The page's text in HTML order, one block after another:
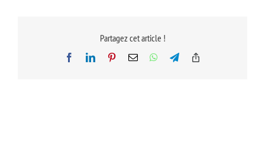
Partagez cet article !
FacebookLinkedInPinterestEmail WhatsApp
Telegram